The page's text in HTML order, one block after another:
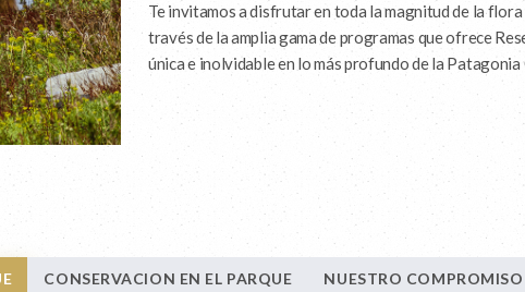
Te invitamos a disfrutar en toda la magnitud de la
través de la amplia gama de programas que ofrece
única e inolvidable en lo más profundo de la Patagonia
CONSERVACION EN EL PARQUE NUESTRO COMPROMISO